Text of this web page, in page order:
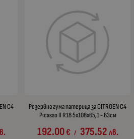
C4
Резервна гума патерица за CITROEN C4
Picasso II R18 5x108x65,1 - 63см
192.00€ / 375.52лв.